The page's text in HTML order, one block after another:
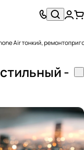
Air тонкий,
-